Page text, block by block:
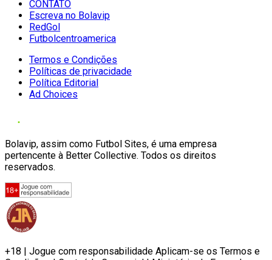
CONTATO
Escreva no Bolavip
RedGol
Futbolcentroamerica
Termos e Condições
Políticas de privacidade
Política Editorial
Ad Choices
Bolavip, assim como Futbol Sites, é uma empresa
pertencente à Better Collective. Todos os direitos
reservados.
+18 | Jogue com responsabilidade Aplicam-se os Termos e